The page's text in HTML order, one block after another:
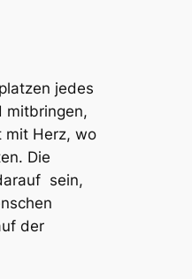
jedes
mitbringen,
mit Herz, wo
Die
sein,
der